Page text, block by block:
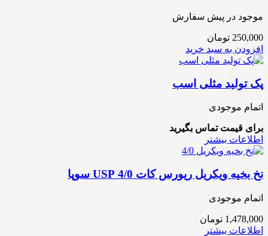
موجود در پیش سفارش
250,000 تومان
افزودن به سبد خرید
پک تولید مثلی اسب
اتمام موجودی
برای قیمت تماس بگیرید
اطلاعات بیشتر
نخ بخیه ویکریل ریورس کات 4/0 USP سوپا
اتمام موجودی
1,478,000 تومان
اطلاعات بیشتر